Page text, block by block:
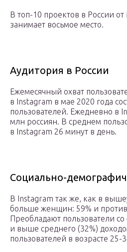
В топ-10 проектов в России
занимает восьмое место.
Аудитория в России
Ежемесячный охват
в Instagram в мае 2020 года
пользователей. Ежедневно в
млн россиян. В среднем
в Instagram 26 минут в день.
Социально-
В Instagram так же, как в
больше женщин: 59% и
Преобладают пользователи
и выше среднего (32%)
пользователей в возрасте 25-